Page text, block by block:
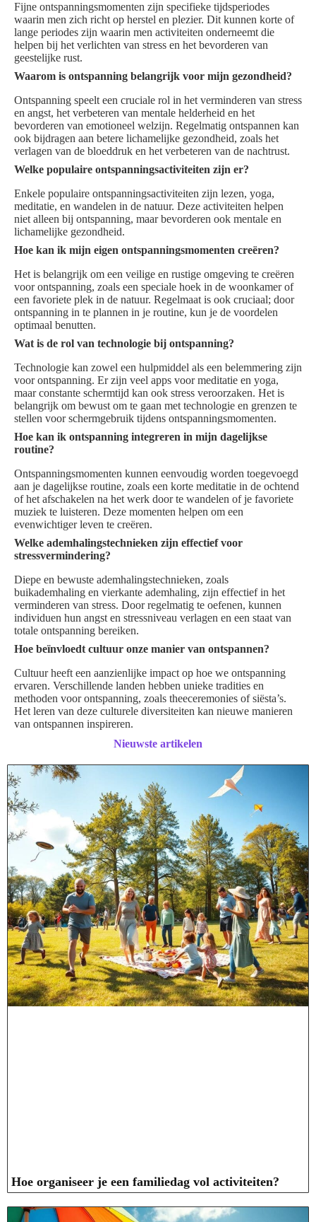
Fijne ontspanningsmomenten zijn specifieke tijdsperiodes
waarin men zich richt op herstel en plezier. Dit kunnen korte of
lange periodes zijn waarin men activiteiten onderneemt die
helpen bij het verlichten van stress en het bevorderen van
geestelijke rust.
Waarom is ontspanning belangrijk voor mijn gezondheid?
Ontspanning speelt een cruciale rol in het verminderen van stress
en angst, het verbeteren van mentale helderheid en het
bevorderen van emotioneel welzijn. Regelmatig ontspannen kan
ook bijdragen aan betere lichamelijke gezondheid, zoals het
verlagen van de bloeddruk en het verbeteren van de nachtrust.
Welke populaire ontspanningsactiviteiten zijn er?
Enkele populaire ontspanningsactiviteiten zijn lezen, yoga,
meditatie, en wandelen in de natuur. Deze activiteiten helpen
niet alleen bij ontspanning, maar bevorderen ook mentale en
lichamelijke gezondheid.
Hoe kan ik mijn eigen ontspanningsmomenten creëren?
Het is belangrijk om een veilige en rustige omgeving te creëren
voor ontspanning, zoals een speciale hoek in de woonkamer of
een favoriete plek in de natuur. Regelmaat is ook cruciaal; door
ontspanning in te plannen in je routine, kun je de voordelen
optimaal benutten.
Wat is de rol van technologie bij ontspanning?
Technologie kan zowel een hulpmiddel als een belemmering zijn
voor ontspanning. Er zijn veel apps voor meditatie en yoga,
maar constante schermtijd kan ook stress veroorzaken. Het is
belangrijk om bewust om te gaan met technologie en grenzen te
stellen voor schermgebruik tijdens ontspanningsmomenten.
Hoe kan ik ontspanning integreren in mijn dagelijkse
routine?
Ontspanningsmomenten kunnen eenvoudig worden toegevoegd
aan je dagelijkse routine, zoals een korte meditatie in de ochtend
of het afschakelen na het werk door te wandelen of je favoriete
muziek te luisteren. Deze momenten helpen om een
evenwichtiger leven te creëren.
Welke ademhalingstechnieken zijn effectief voor
stressvermindering?
Diepe en bewuste ademhalingstechnieken, zoals
buikademhaling en vierkante ademhaling, zijn effectief in het
verminderen van stress. Door regelmatig te oefenen, kunnen
individuen hun angst en stressniveau verlagen en een staat van
totale ontspanning bereiken.
Hoe beïnvloedt cultuur onze manier van ontspannen?
Cultuur heeft een aanzienlijke impact op hoe we ontspanning
ervaren. Verschillende landen hebben unieke tradities en
methoden voor ontspanning, zoals theeceremonies of siësta’s.
Het leren van deze culturele diversiteiten kan nieuwe manieren
van ontspannen inspireren.
Nieuwste artikelen
Hoe organiseer je een familiedag vol activiteiten?